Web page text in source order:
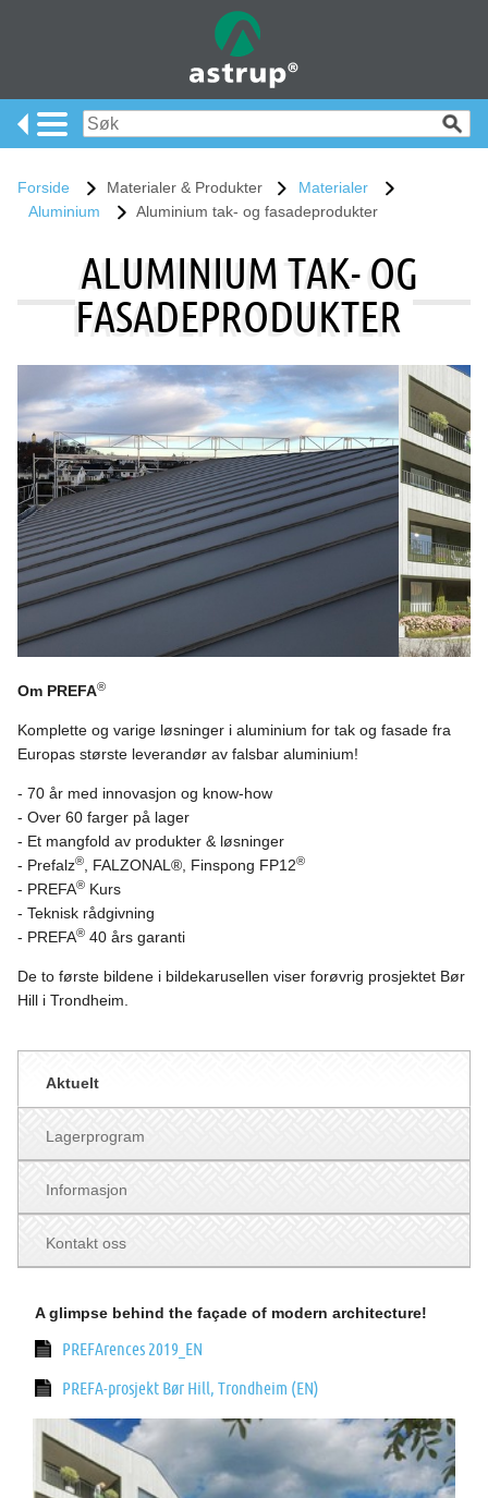
Forside Materialer & Produkter
Materialer
Aluminium
Aluminium tak- og fasadeprodukter
ALUMINIUM TAK- OG
FASADEPRODUKTER
Om PREFA®
Komplette og varige løsninger i aluminium for tak og fasade fra
Europas største leverandør av falsbar aluminium!
- 70 år med innovasjon og know-how
- Over 60 farger på lager
- Et mangfold av produkter & løsninger
- Prefalz®, FALZONAL®, Finspong FP12®
- PREFA® Kurs
- Teknisk rådgivning
- PREFA® 40 års garanti
De to første bildene i bildekarusellen viser forøvrig prosjektet Bør
Hill i Trondheim.
Aktuelt
Lagerprogram
Informasjon
Kontakt oss
A glimpse behind the façade of modern architecture!
PREFArences 2019_EN
PREFA-prosjekt Bør Hill, Trondheim (EN)